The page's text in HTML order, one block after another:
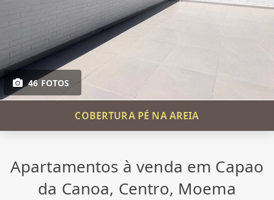
46 FOTOS
COBERTURA PÉ NA AREIA
Apartamentos à venda em Capao
da Canoa, Centro, Moema